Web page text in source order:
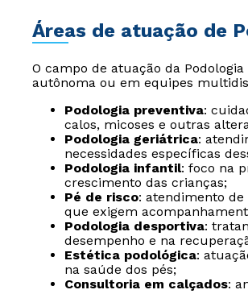
Áreas de atuação de
O campo de atuação da
autônoma ou em equipes
Podologia preventiva:
calos, micoses e outras
Podologia geriátrica:
necessidades específicas
Podologia infantil: foco na
crescimento das crianças;
Pé de risco: atendimento
que exigem
Podologia desportiva:
desempenho e na
Estética podológica:
na saúde dos pés;
Consultoria em calçados: